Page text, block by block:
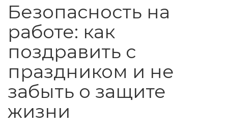
Безопасность на
работе: как
поздравить с
праздником и не
забыть о защите
жизни